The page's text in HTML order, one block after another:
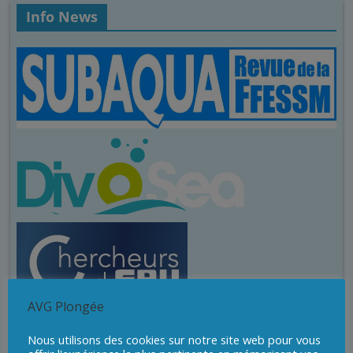
Info News
AVG Plongée
Nous utilisons des cookies sur notre site web pour vous